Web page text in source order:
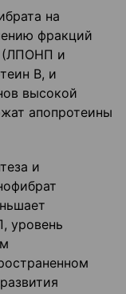
на
фракций
(ЛПОНП и
В, и
высокой
апопротеины
и
уровень